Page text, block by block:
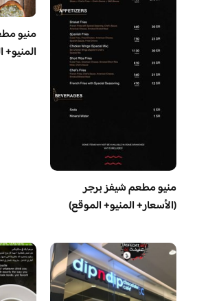
منيو مطعم شيفز برجر
(الأسعار+ المنيو+ الموقع)
منيو